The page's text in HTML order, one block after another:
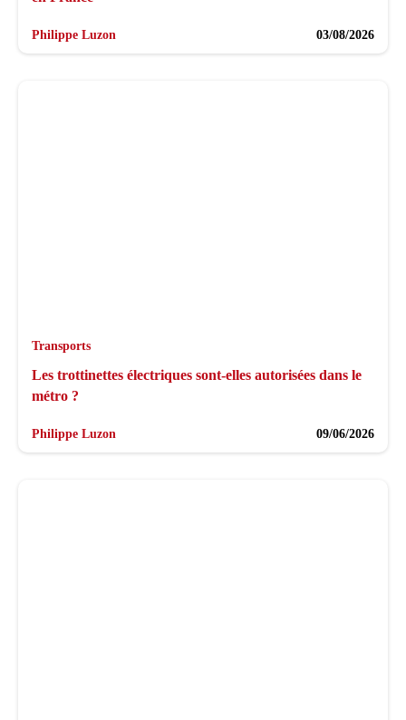
Philippe Luzon 03/08/2026
Transports
Les trottinettes électriques sont-elles autorisées dans le
métro ?
Philippe Luzon 09/06/2026